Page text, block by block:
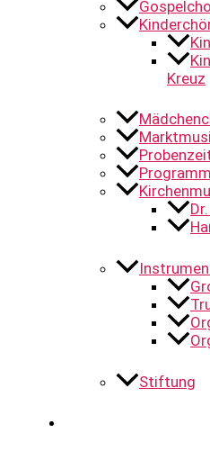
Kreuz
Stiftung